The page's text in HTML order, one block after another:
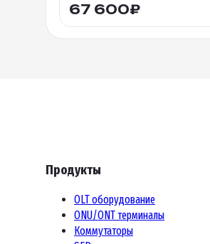
67 600₽
Продукты
OLT оборудование
ONU/ONT терминалы
Коммутаторы